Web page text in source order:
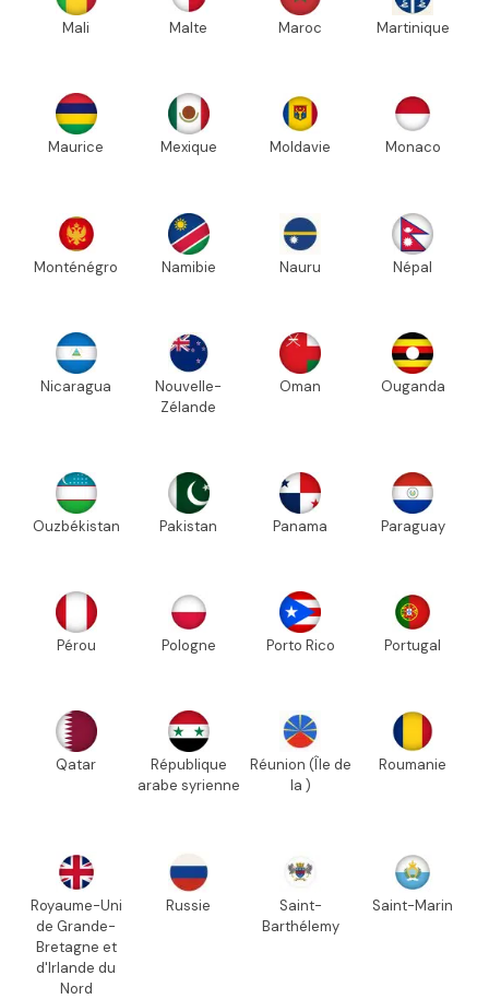
Mali Malte Maroc Martinique
Maurice Mexique Moldavie Monaco
Monténégro Namibie Nauru Népal
Nicaragua
Nouvelle-
Zélande
Oman Ouganda
Ouzbékistan Pakistan Panama Paraguay
Pérou Pologne Porto Rico Portugal
Qatar
République
arabe syrienne
Réunion (Île de
la )
Roumanie
Royaume-Uni
de Grande-
Bretagne et
d'Irlande du
Nord
Russie
Saint-
Barthélemy
Saint-Marin